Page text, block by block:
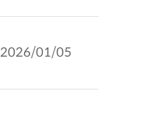
2026/01/05